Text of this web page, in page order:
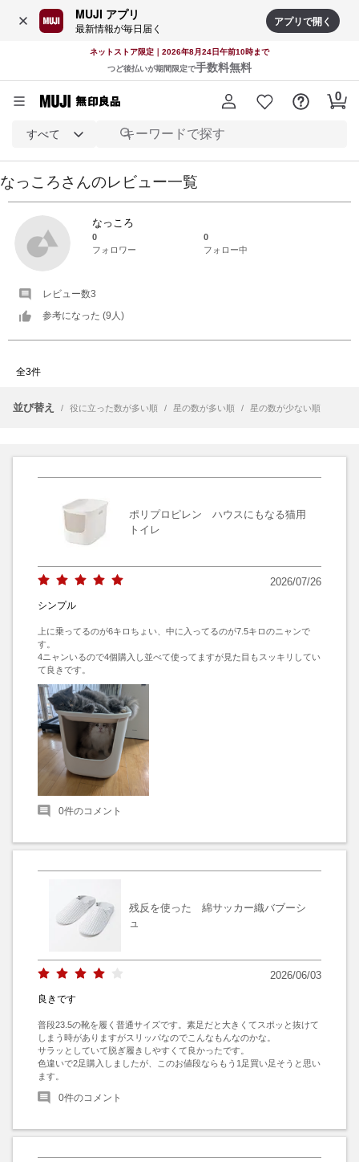
MUJI アプリ
最新情報が毎日届く アプリで開く
ネットストア限定｜2026年8月24日午前10時まで
つど後払いが期間限定で手数料無料
すべて
なっころさんのレビュー一覧
なっころ
0
0
フォロワー
フォロー中
レビュー数3
参考になった (9 人)
全3件
並び替え / 役に立った数が多い順 / 星の数が多い順 / 星の数が少ない順
ポリプロピレン ハウスにもなる猫用
トイレ
2026/07/26
シンプル
上に乗ってるのが6キロちょい、中に入ってるのが7.5キロのニャンで
す。
4ニャンいるので4個購入し並べて使ってますが見た目もスッキリしてい
て良きです。
0件のコメント
残反を使った 綿サッカー織バブーシ
ュ
2026/06/03
良きです
普段23.5の靴を履く普通サイズです。素足だと大きくてスポッと抜けて
しまう時がありますがスリッパなのでこんなもんなのかな。
サラッとしていて脱ぎ履きしやすくて良かったです。
色違いで2足購入しましたが、このお値段ならもう1足買い足そうと思い
ます。
0件のコメント